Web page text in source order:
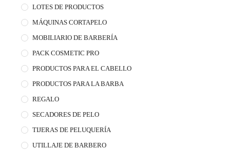
LOTES DE PRODUCTOS
MÁQUINAS CORTAPELO
MOBILIARIO DE BARBERÍA
PACK COSMETIC PRO
PRODUCTOS PARA EL CABELLO
PRODUCTOS PARA LA BARBA
REGALO
SECADORES DE PELO
TIJERAS DE PELUQUERÍA
UTILLAJE DE BARBERO